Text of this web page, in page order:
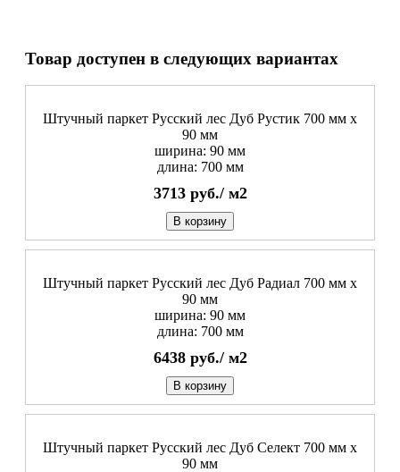
Товар доступен в следующих вариантах
Штучный паркет Русский лес Дуб Рустик 700 мм х
90 мм
ширина: 90 мм
длина: 700 мм
3713 руб./ м2
В корзину
Штучный паркет Русский лес Дуб Радиал 700 мм х
90 мм
ширина: 90 мм
длина: 700 мм
6438 руб./ м2
В корзину
Штучный паркет Русский лес Дуб Селект 700 мм х
90 мм